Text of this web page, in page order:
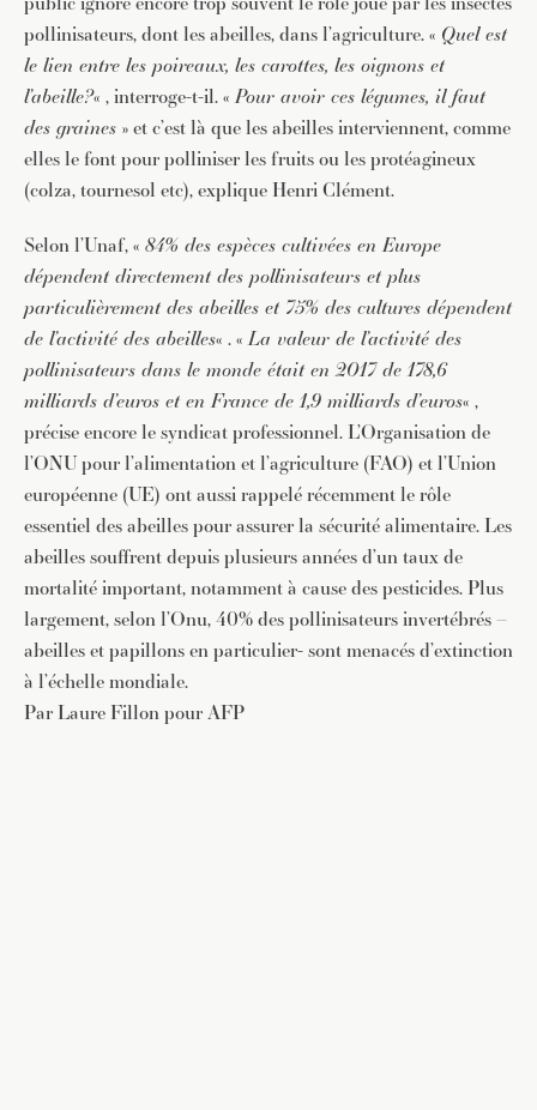
pollinisateurs, dont les abeilles, dans l’agriculture. « Quel est
le lien entre les poireaux, les carottes, les oignons et
l’abeille?« , interroge-t-il. «Pour avoir ces légumes, il faut
des graines » et c’est là que les abeilles interviennent, comme
elles le font pour polliniser les fruits ou les protéagineux
(colza, tournesol etc), explique Henri Clément.
Selon l’Unaf, « 84% des espèces cultivées en Europe
dépendent directement des pollinisateurs et plus
particulièrement des abeilles et 75% des cultures dépendent
de l’activité des abeilles« . «La valeur de l’activité des
pollinisateurs dans le monde était en 2017 de 178,6
milliards d’euros et en France de 1,9 milliards d’euros« ,
précise encore le syndicat professionnel. L’Organisation de
l’ONU pour l’alimentation et l’agriculture (FAO) et l’Union
européenne (UE) ont aussi rappelé récemment le rôle
essentiel des abeilles pour assurer la sécurité alimentaire. Les
abeilles souffrent depuis plusieurs années d’un taux de
mortalité important, notamment à cause des pesticides. Plus
largement, selon l’Onu, 40% des pollinisateurs invertébrés –
abeilles et papillons en particulier- sont menacés d’extinction
à l’échelle mondiale.
Par Laure Fillon pour AFP
JE M'INSCRIS À LA NEWSLETTER
Pour recevoir toutes les deux semaines notre lettre
d’info avec une sélection d’articles …